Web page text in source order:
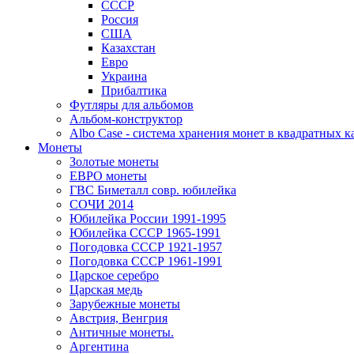
СССР
Россия
США
Казахстан
Евро
Украина
Прибалтика
Футляры для альбомов
Альбом-конструктор
Albo Case - система хранения монет в квадратных
Монеты
Золотые монеты
ЕВРО монеты
ГВС Биметалл совр. юбилейка
СОЧИ 2014
Юбилейка России 1991-1995
Юбилейка СССР 1965-1991
Погодовка СССР 1921-1957
Погодовка СССР 1961-1991
Царское серебро
Царская медь
Зарубежные монеты
Австрия, Венгрия
Античные монеты.
Аргентина